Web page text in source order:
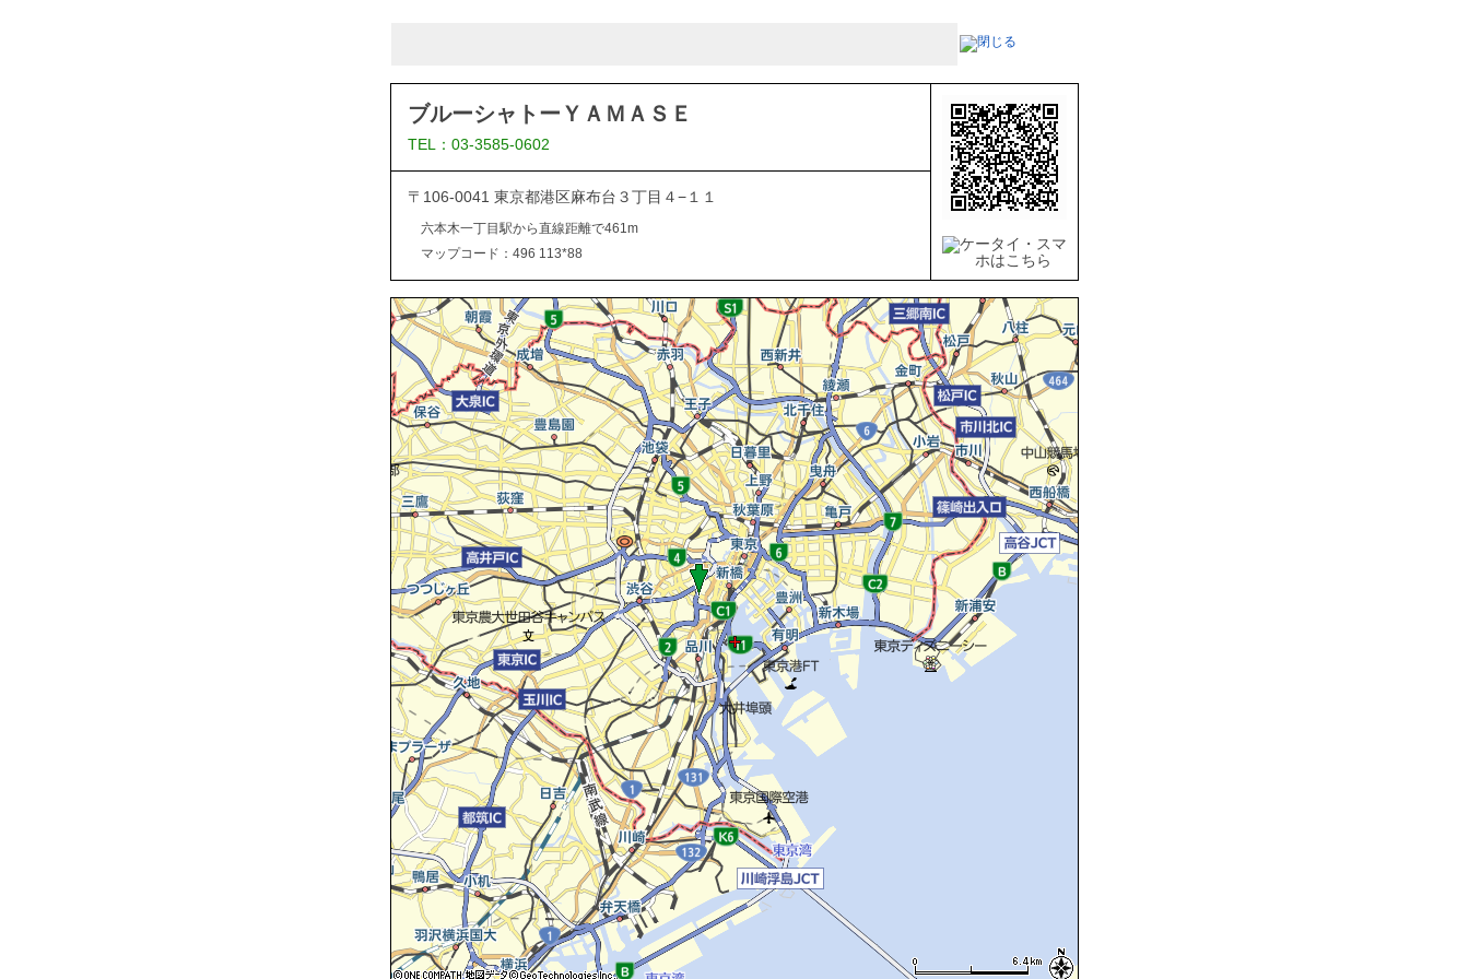
ブルーシャトーＹＡＭＡＳＥ
TEL：03-3585-0602
〒106-0041 東京都港区麻布台３丁目４−１１
六本木一丁目駅から直線距離で461m
マップコード：496 113*88